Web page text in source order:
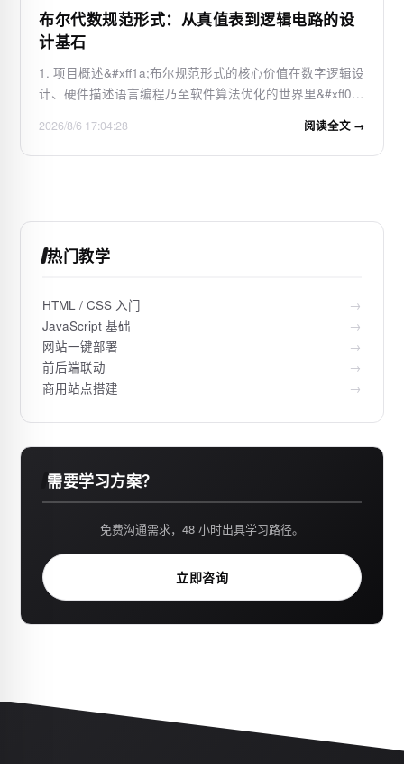
布尔代数规范形式：从真值表到逻辑电路的设
计基石
1. 项目概述&#xff1a;布尔规范形式的核心价值在数字逻辑设
计、硬件描述语言编程乃至软件算法优化的世界里&#xff0c;
到过这样的困境&#xff1a;面对一个由多个变量构成的复杂逻
辑表达式&#xff0c;感觉它像…
2026/8/6 17:04:28 阅读全文 →
热门教学
HTML / CSS 入门
→
JavaScript 基础
→
网站一键部署
→
前后端联动
→
商用站点搭建
→
需要学习方案？
免费沟通需求，48 小时出具学习路径。
立即咨询